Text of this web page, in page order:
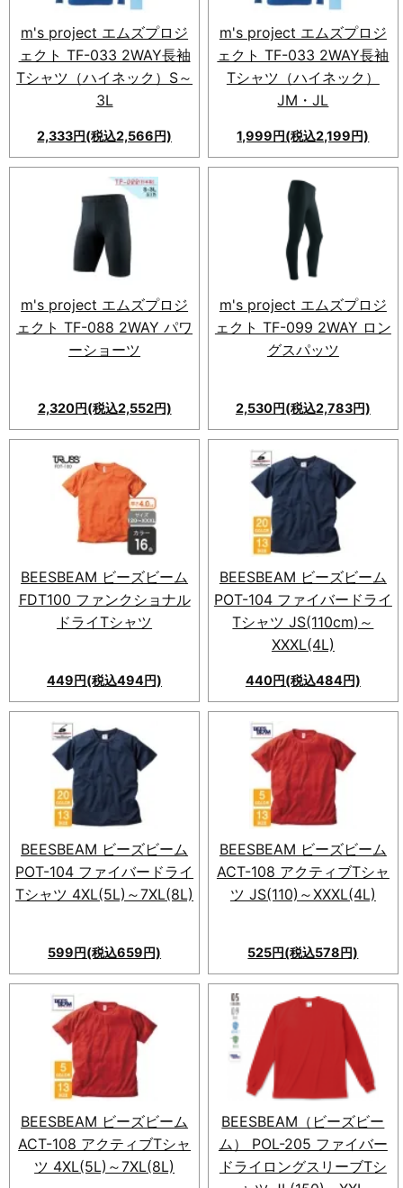
ルに最適。
m's project エムズプロジ
ェクト TF-033 2WAY長袖
Tシャツ（ハイネック）S～
3L
2,333円(税込2,566円)
スポーツシーンで活躍する
2WAY長袖Tシャツ！吸汗速乾
性に優れ、高機能な国産素材。
幅広いサイズ展開とスリムなシ
ルエット。着用感抜群で、ジム
からカジュアルまで対応可能！
m's project エムズプロジ
ェクト TF-033 2WAY長袖
Tシャツ（ハイネック）
JM・JL
1,999円(税込2,199円)
スポーティ＆機能的なm's
project TF-033 2WAY長袖T
シャツ。伸縮性のある2WAY素
材。汗を素早く吸収・乾燥さ
せ、快適な着心地。ジュニアか
ら大人向け7サイズ展開。
m's project エムズプロジ
ェクト TF-088 2WAY パワ
ーショーツ
2,320円(税込2,552円)
m's project エムズプロジ
ェクト TF-099 2WAY ロン
グスパッツ
2,530円(税込2,783円)
BEESBEAM ビーズビーム
FDT100 ファンクショナル
ドライTシャツ
449円(税込494円)
BEESBEAM ビーズビーム
POT-104 ファイバードライ
Tシャツ JS(110cm)～
XXXL(4L)
440円(税込484円)
BEESBEAM ビーズビーム
POT-104 ファイバードライ
Tシャツ 4XL(5L)～7XL(8L)
599円(税込659円)
BEESBEAM ビーズビーム
ACT-108 アクティブTシャ
ツ JS(110)～XXXL(4L)
525円(税込578円)
BEESBEAM ビーズビーム
ACT-108 アクティブTシャ
ツ 4XL(5L)～7XL(8L)
BEESBEAM（ビーズビー
ム） POL-205 ファイバー
ドライロングスリーブTシ